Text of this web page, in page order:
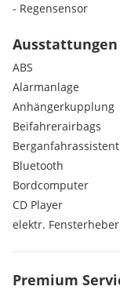
- Regensensor
- El Fensterheber
- Berganfahrhilfe
- Sitzheizung (Fahrer)
- Tagfahrlicht
- Fahrwerk:
- Komfort Paket usw...
Motor, Kupplung,
* NEU Zahnriemen
Für weitere Infos
Ausstattungen
ABS
Alarmanlage
Anhängerkupplung
Beifahrerairbags
Berganfahrassistent
Bluetooth
Bordcomputer
CD Player
elektr. Fensterheber
Premium